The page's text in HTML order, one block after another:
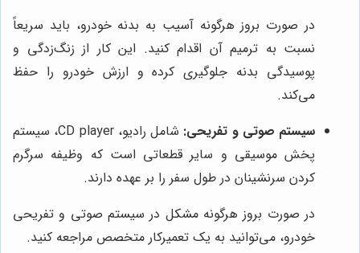
در صورت بروز هرگونه آسیب به بدنه خودرو، باید سریعاً
نسبت به ترمیم آن اقدام کنید. این کار از زنگ‌زدگی و
پوسیدگی بدنه جلوگیری کرده و ارزش خودرو را حفظ
می‌کند.
سیستم صوتی و تفریحی:
شامل رادیو، CD player، سیستم
پخش موسیقی و سایر قطعاتی است که وظیفه سرگرم
کردن سرنشینان در طول سفر را بر عهده دارند.
در صورت بروز هرگونه مشکل در سیستم صوتی و تفریحی
خودرو، می‌توانید به یک تعمیرکار متخصص مراجعه کنید.